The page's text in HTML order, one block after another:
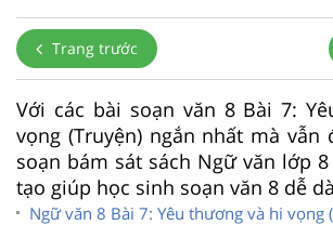
Trang trước
Với các bài soạn văn 8 Bài 7:
vọng (Truyện) ngắn nhất mà vẫn
soạn bám sát sách Ngữ văn lớp
tạo giúp học sinh soạn văn 8 dễ
Ngữ văn 8 Bài 7: Yêu thương và hi vọng